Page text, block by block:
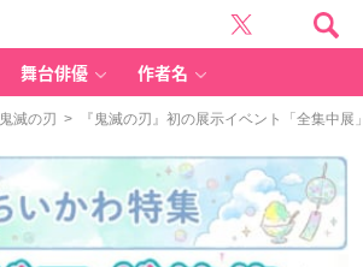
舞台俳優 作者名
鬼滅の刃 > 『鬼滅の刃』初の展示イベント「全集中展